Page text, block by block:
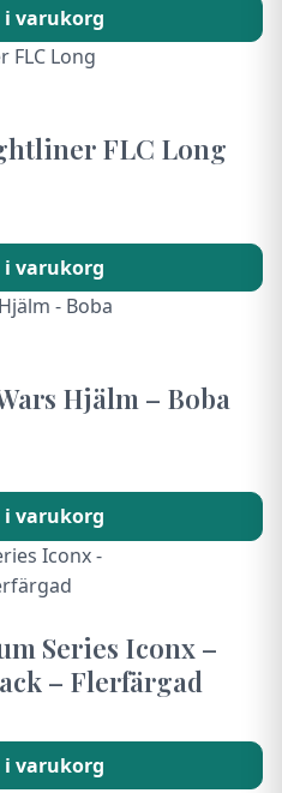
varukorg
FLC Long
varukorg
Hjälm – Boba
varukorg
Series Iconx –
– Flerfärgad
varukorg